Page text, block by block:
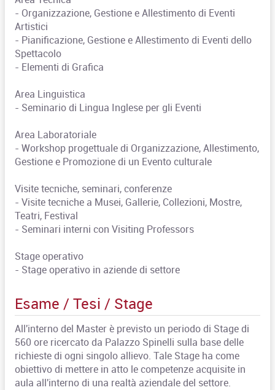
- Organizzazione, Gestione e Allestimento di Eventi
Artistici
- Pianificazione, Gestione e Allestimento di Eventi dello
Spettacolo
- Elementi di Grafica
Area Linguistica
- Seminario di Lingua Inglese per gli Eventi
Area Laboratoriale
- Workshop progettuale di Organizzazione, Allestimento,
Gestione e Promozione di un Evento culturale
Visite tecniche, seminari, conferenze
- Visite tecniche a Musei, Gallerie, Collezioni, Mostre,
Teatri, Festival
- Seminari interni con Visiting Professors
Stage operativo
- Stage operativo in aziende di settore
Esame / Tesi / Stage
All'interno del Master è previsto un periodo di Stage di
560 ore ricercato da Palazzo Spinelli sulla base delle
richieste di ogni singolo allievo. Tale Stage ha come
obiettivo di mettere in atto le competenze acquisite in
aula all'interno di una realtà aziendale del settore.